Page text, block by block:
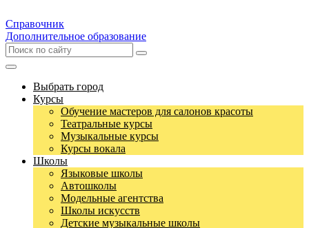
Справочник
Дополнительное образование
Выбрать город
Курсы
Обучение мастеров для салонов красоты
Театральные курсы
Музыкальные курсы
Курсы вокала
Школы
Языковые школы
Автошколы
Модельные агентства
Школы искусств
Детские музыкальные школы